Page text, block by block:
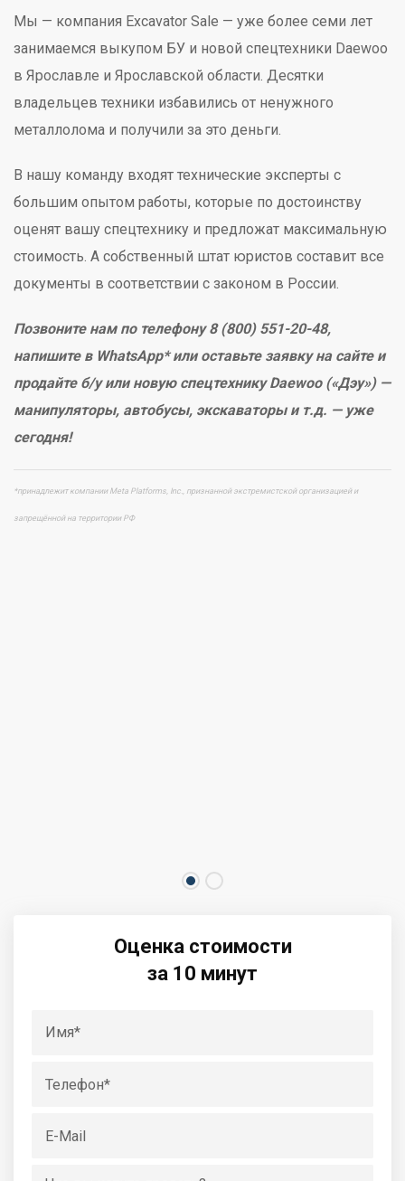
Мы — компания Excavator Sale — уже более семи лет
занимаемся выкупом БУ и новой спецтехники Daewoo
в Ярославле и Ярославской области. Десятки
владельцев техники избавились от ненужного
металлолома и получили за это деньги.
В нашу команду входят технические эксперты с
большим опытом работы, которые по достоинству
оценят вашу спецтехнику и предложат максимальную
стоимость. А собственный штат юристов составит все
документы в соответствии с законом в России.
Позвоните нам по телефону 8 (800) 551-20-48,
напишите в WhatsApp* или оставьте заявку на сайте и
продайте б/у или новую спецтехнику Daewoo («Дэу») —
манипуляторы, автобусы, экскаваторы и т.д. — уже
сегодня!
*принадлежит компании Meta Platforms, Inc., признанной экстремистской организацией и
запрещённой на территории РФ
Оценка стоимости
за 10 минут